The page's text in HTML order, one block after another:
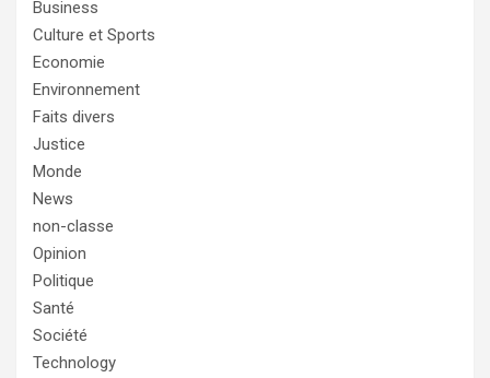
Business
Culture et Sports
Economie
Environnement
Faits divers
Justice
Monde
News
non-classe
Opinion
Politique
Santé
Société
Technology